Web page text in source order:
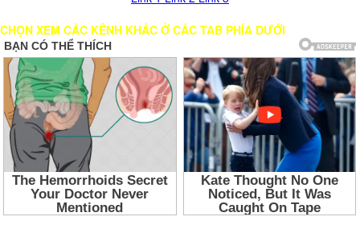
CHỌN XEM CÁC KÊNH KHÁC Ở CÁC TAB PHÍA DƯỚI